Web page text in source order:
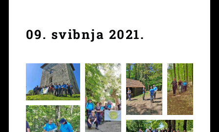
09. svibnja 2021.